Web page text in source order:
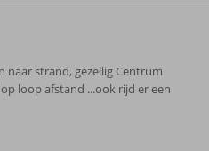
naar strand, gezellig Centrum
loop afstand ...ook rijd er een